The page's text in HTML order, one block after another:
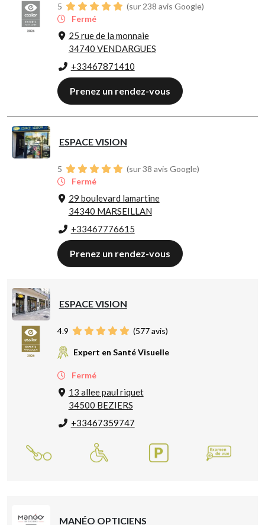
5
(sur 238 avis Google)
Fermé
25 rue de la monnaie
34740 VENDARGUES
+33467871410
Prenez un rendez-vous
ESPACE VISION
5
(sur 38 avis Google)
Fermé
29 boulevard lamartine
34340 MARSEILLAN
+33467776615
Prenez un rendez-vous
ESPACE VISION
4.9 (577avis)
Expert en Santé Visuelle
Fermé
13 allee paul riquet
34500 BEZIERS
+33467359747
MANÉO OPTICIENS